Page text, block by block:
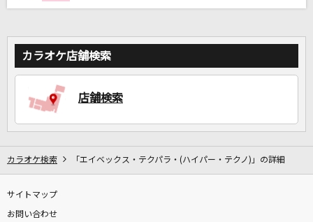
DAMに会員登録・ログインして
カラオケ店舗検索
店舗検索
カラオケ検索 「エイベックス・テクパラ・(ハイパー・テクノ)」の詳細
サイトマップ
お問い合わせ